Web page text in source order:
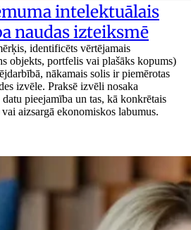
intelektuālais
naudas izteiksmē
identificēts vērtējamais
objekts, portfelis vai plašāks kopums)
nākamais solis ir piemērotas
izvēle. Praksē izvēli nosaka
pieejamība un tas, kā konkrētais
aizsargā ekonomiskos labumus.